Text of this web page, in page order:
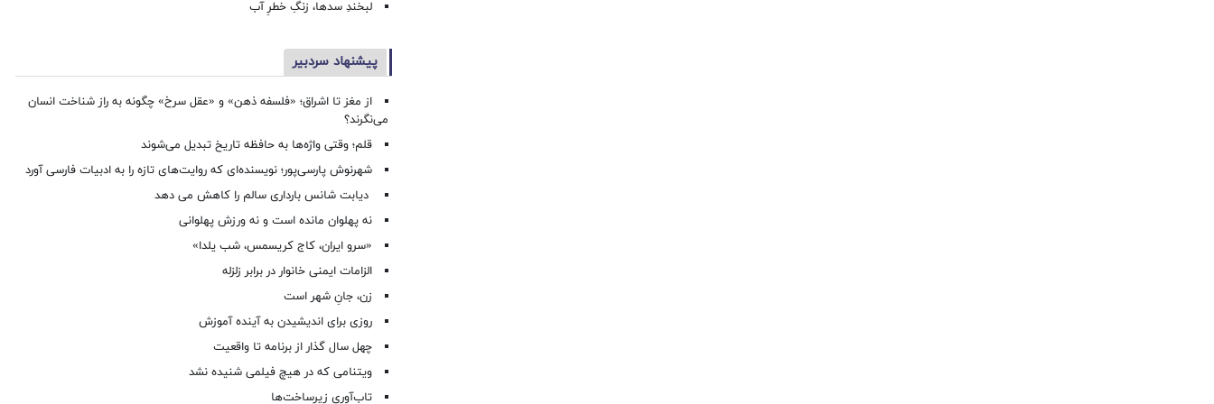
لبخندِ سدها، زنگِ خطرِ آب
پیشنهاد سردبیر
از مغز تا اشراق؛ «فلسفه ذهن» و «عقل سرخ» چگونه به راز شناخت انسان
می‌نگرند؟
قلم؛ وقتی واژه‌ها به حافظه تاریخ تبدیل می‌شوند
شهرنوش پارسی‌پور؛ نویسنده‌ای که روایت‌های تازه را به ادبیات فارسی آورد
دیابت شانس بارداری سالم را کاهش می دهد
نه پهلوان مانده است و نه ورزش پهلوانی
«سرو ایران، کاج کریسمس، شب یلدا»
الزامات ایمنی خانوار در برابر زلزله
زن، جانِ شهر است
روزی برای اندیشیدن به آینده آموزش
چهل سال گذار از برنامه تا واقعیت
ویتنامی که در هیچ فیلمی شنیده نشد
تاب‌آوری زیرساخت‌ها